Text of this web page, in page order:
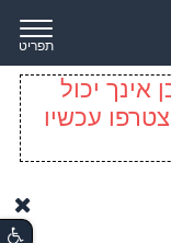
תפריט
אינך יכול
עכשיו